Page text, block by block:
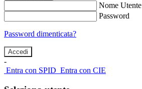
Nome Utente
Password
Password dimenticata?
-
Entra con SPID Entra con CIE